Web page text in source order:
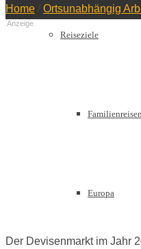
Reiseziele
Familienreisen
Europa
Home Ortsunabhängig
Anzeige
Der Devisenmarkt im Jahr